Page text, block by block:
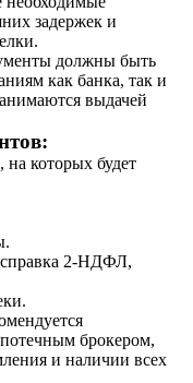
задержек и
должны быть
как банка, так и
выдачей
на которых будет
2-НДФЛ,
брокером,
и наличии всех